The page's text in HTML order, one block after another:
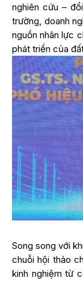
nghiên cứu –
trường, doanh
nguồn nhân lực
phát triển của
Song song với
chuỗi hội thảo
kinh nghiệm từ